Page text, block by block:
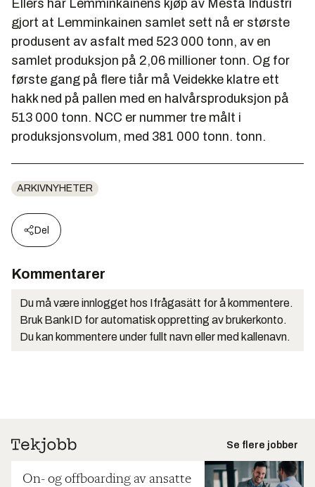
Ellers har Lemminkainens kjøp av Mesta Industri
gjort at Lemminkainen samlet sett nå er største
produsent av asfalt med 523 000 tonn, av en
samlet produksjon på 2,06 millioner tonn. Og for
første gang på flere tiår må Veidekke klatre ett
hakk ned på pallen med en halvårsproduksjon på
513 000 tonn. NCC er nummer tre målt i
produksjonsvolum, med 381 000 tonn. tonn.
ARKIVNYHETER
Del
Kommentarer
Du må være innlogget hos Ifrågasätt for å kommentere.
Bruk BankID for automatisk oppretting av brukerkonto.
Du kan kommentere under fullt navn eller med kallenavn.
Se flere jobber
On- og offboarding av ansatte